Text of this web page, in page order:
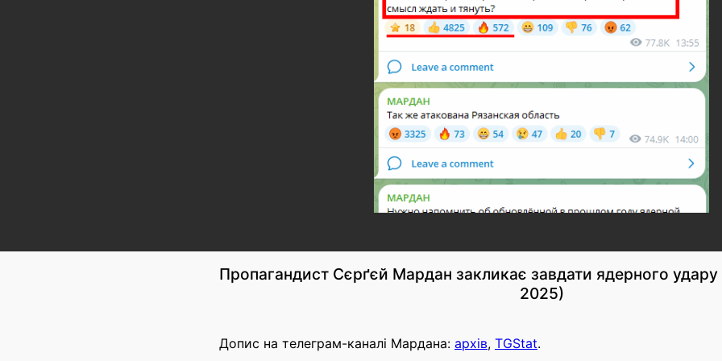
Пропагандист Сєрґєй Мардан закликає завдати ядерного
2025)
Допис на телеграм-каналі Мардана: архів, TGStat.